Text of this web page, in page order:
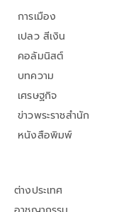
การเมือง
เปลว สีเงิน
คอลัมนิสต์
บทความ
เศรษฐกิจ
ข่าวพระราชสำนัก
หนังสือพิมพ์
ต่างประเทศ